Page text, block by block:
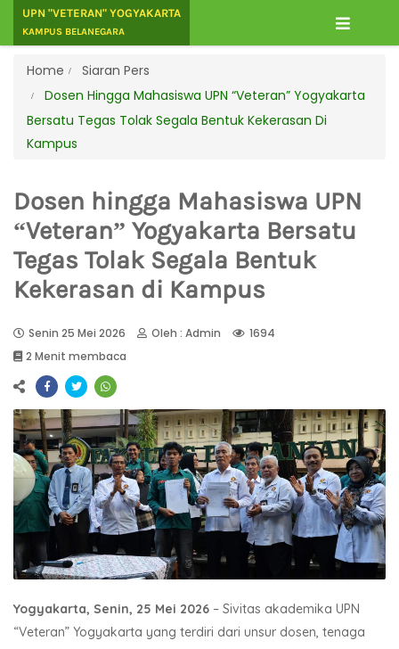
UPN "VETERAN" YOGYAKARTA
KAMPUS BELANEGARA
Home
Siaran Pers
Dosen Hingga Mahasiswa UPN “Veteran” Yogyakarta
Bersatu Tegas Tolak Segala Bentuk Kekerasan Di
Kampus
Dosen hingga Mahasiswa UPN
“Veteran” Yogyakarta Bersatu
Tegas Tolak Segala Bentuk
Kekerasan di Kampus
Senin 25 Mei 2026 Oleh : Admin
1694
2 Menit membaca
Yogyakarta, Senin, 25 Mei 2026 – Sivitas akademika UPN
“Veteran” Yogyakarta yang terdiri dari unsur dosen, tenaga